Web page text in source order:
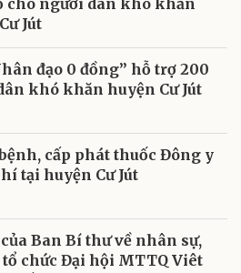
Jút
đạo 0 đồng” hỗ trợ 200
khó khăn huyện Cư Jút
cấp phát thuốc Đông y
tại huyện Cư Jút
Ban Bí thư về nhân sự,
chức Đại hội MTTQ Viêt